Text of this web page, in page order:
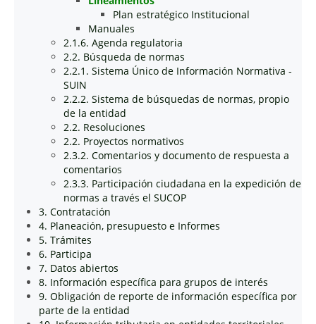
Plan estratégico Institucional
Manuales
2.1.6. Agenda regulatoria
2.2. Búsqueda de normas
2.2.1. Sistema Único de Información Normativa -
SUIN
2.2.2. Sistema de búsquedas de normas, propio
de la entidad
2.2. Resoluciones
2.2. Proyectos normativos
2.3.2. Comentarios y documento de respuesta a
comentarios
2.3.3. Participación ciudadana en la expedición de
normas a través el SUCOP
3. Contratación
4. Planeación, presupuesto e Informes
5. Trámites
6. Participa
7. Datos abiertos
8. Información específica para grupos de interés
9. Obligación de reporte de información específica por
parte de la entidad